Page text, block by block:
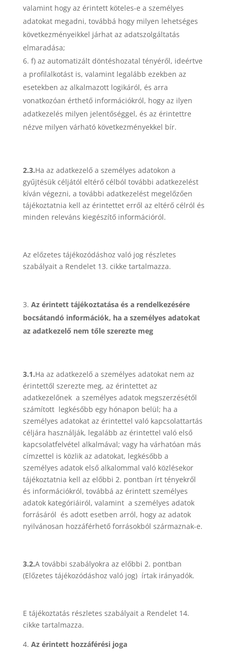
valamint hogy az érintett köteles-e a személyes
adatokat megadni, továbbá hogy milyen lehetséges
következményeikkel járhat az adatszolgáltatás
elmaradása;
f) az automatizált döntéshozatal tényéről, ideértve
a profilalkotást is, valamint legalább ezekben az
esetekben az alkalmazott logikáról, és arra
vonatkozóan érthető információkról, hogy az ilyen
adatkezelés milyen jelentőséggel, és az érintettre
nézve milyen várható következményekkel bír.
2.3.Ha az adatkezelő a személyes adatokon a
gyűjtésük céljától eltérő célból további adatkezelést
kíván végezni, a további adatkezelést megelőzően
tájékoztatnia kell az érintettet erről az eltérő célról és
minden releváns kiegészítő információról.
Az előzetes tájékozódáshoz való jog részletes
szabályait a Rendelet 13. cikke tartalmazza.
Az érintett tájékoztatása és a rendelkezésére
bocsátandó információk, ha a személyes adatokat
az adatkezelő nem tőle szerezte meg
3.1.Ha az adatkezelő a személyes adatokat nem az
érintettől szerezte meg, az érintettet az
adatkezelőnek a személyes adatok megszerzésétől
számított legkésőbb egy hónapon belül; ha a
személyes adatokat az érintettel való kapcsolattartás
céljára használják, legalább az érintettel való első
kapcsolatfelvétel alkalmával; vagy ha várhatóan más
címzettel is közlik az adatokat, legkésőbb a
személyes adatok első alkalommal való közlésekor
tájékoztatnia kell az előbbi 2. pontban írt tényekről
és információkról, továbbá az érintett személyes
adatok kategóriáiról, valamint a személyes adatok
forrásáról és adott esetben arról, hogy az adatok
nyilvánosan hozzáférhető forrásokból származnak-e.
3.2.A további szabályokra az előbbi 2. pontban
(Előzetes tájékozódáshoz való jog) írtak irányadók.
E tájékoztatás részletes szabályait a Rendelet 14.
cikke tartalmazza.
Az érintett hozzáférési joga